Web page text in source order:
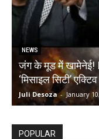
NEWS
जंग के मूड में खामेनेई!
‘मिसाइल सिटी’
Juli Desoza - January
POPULAR